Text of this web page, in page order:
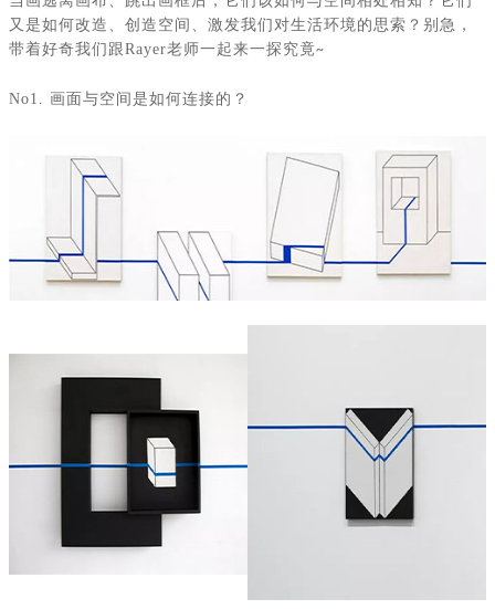
又是如何改造、创造空间、激发我们对生活环境的思索？别急，
带着好奇我们跟Rayer老师一起来一探究竟~
No1. 画面与空间是如何连接的？